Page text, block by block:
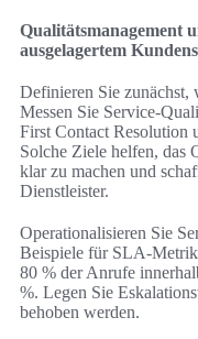
Qualitätsmanagement
ausgelagertem
Definieren Sie zunächst,
Messen Sie Service-
First Contact Resolution
Solche Ziele helfen, das
klar zu machen und
Dienstleister.
Operationalisieren Sie
Beispiele für SLA-
80 % der Anrufe
%. Legen Sie
behoben werden.